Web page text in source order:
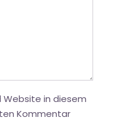
Website in diesem
Kommentar